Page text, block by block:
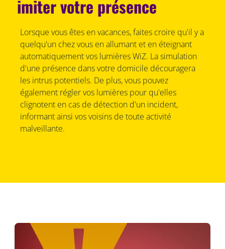
imiter votre présence
Lorsque vous êtes en vacances, faites croire qu'il y a
quelqu'un chez vous en allumant et en éteignant
automatiquement vos lumières WiZ. La simulation
d'une présence dans votre domicile découragera
les intrus potentiels. De plus, vous pouvez
également régler vos lumières pour qu'elles
clignotent en cas de détection d'un incident,
informant ainsi vos voisins de toute activité
malveillante.